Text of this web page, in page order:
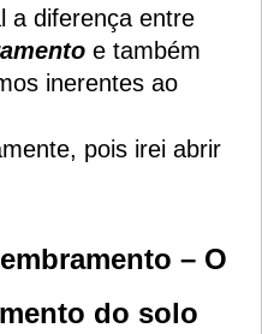
a diferença entre
e também
inerentes ao
pois irei abrir
– O
do solo